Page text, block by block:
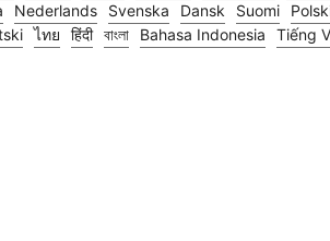
Nederlands Svenska Dansk Suomi
ไทย हिंदी বাংলা Bahasa Indonesia Tiếng